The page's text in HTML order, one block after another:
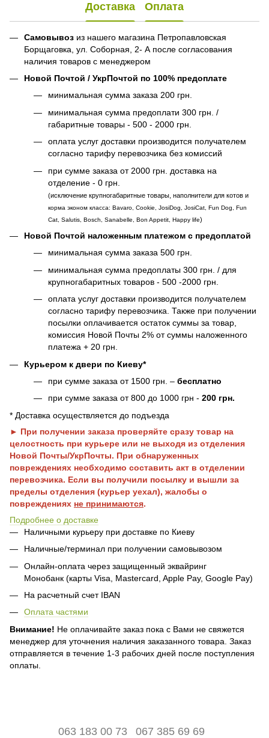
Доставка Оплата
Самовывоз из нашего магазина Петропавловская
Борщаговка, ул. Соборная, 2- А после согласования
наличия товаров с менеджером
Новой Почтой / УкрПочтой по 100% предоплате
минимальная сумма заказа 200 грн.
минимальная сумма предоплати 300 грн. /
габаритные товары - 500 - 2000 грн.
оплата услуг доставки производится получателем
согласно тарифу перевозчика без комиссий
при сумме заказа от 2000 грн. доставка на
отделение - 0 грн.
(исключение крупногабаритные товары, наполнители для котов и
корма эконом класса: Bavaro, Cookie, JosiDog, JosiCat, Fun Dog, Fun
Cat, Salutis, Bosch, Sanabelle, Bon Appetit, Happy life)
Новой Почтой наложенным платежом с предоплатой
минимальная сумма заказа 500 грн.
минимальная сумма предоплаты 300 грн. / для
крупногабаритных товаров - 500 -2000 грн.
оплата услуг доставки производится получателем
согласно тарифу перевозчика. Также при получении
посылки оплачивается остаток суммы за товар,
комиссия Новой Почты 2% от суммы наложенного
платежа + 20 грн.
Курьером к двери по Киеву*
при сумме заказа от 1500 грн. – бесплатно
при сумме заказа от 800 до 1000 грн - 200 грн.
* Доставка осуществляется до подъезда
► При получении заказа проверяйте сразу товар на
целостность при курьере или не выходя из отделения
Новой Почты/УкрПочты. При обнаруженных
повреждениях необходимо составить акт в отделении
перевозчика. Если вы получили посылку и вышли за
пределы отделения (курьер уехал), жалобы о
повреждениях не принимаются.
Подробнее о доставке
Наличными курьеру при доставке по Киеву
Наличные/терминал при получении самовывозом
Онлайн-оплата через защищенный эквайринг
Монобанк (карты Visa, Mastercard, Apple Pay, Google Pay)
На расчетный счет IBAN
Оплата частями
Внимание! Не оплачивайте заказ пока с Вами не свяжется
менеджер для уточнения наличия заказанного товара. Заказ
отправляется в течение 1-3 рабочих дней после поступления
оплаты.
063 183 00 73 067 385 69 69